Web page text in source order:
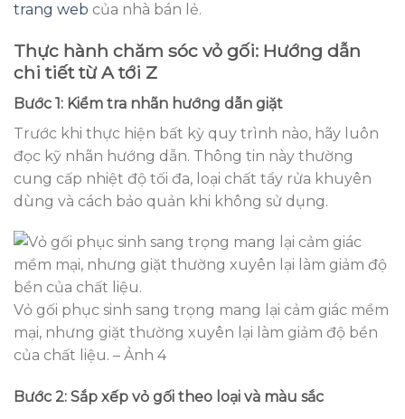
trang web của nhà bán lẻ.
Thực hành chăm sóc vỏ gối: Hướng dẫn
chi tiết từ A tới Z
Bước 1: Kiểm tra nhãn hướng dẫn giặt
Trước khi thực hiện bất kỳ quy trình nào, hãy luôn
đọc kỹ nhãn hướng dẫn. Thông tin này thường
cung cấp nhiệt độ tối đa, loại chất tẩy rửa khuyên
dùng và cách bảo quản khi không sử dụng.
Vỏ gối phục sinh sang trọng mang lại cảm giác mềm
mại, nhưng giặt thường xuyên lại làm giảm độ bền
của chất liệu. – Ảnh 4
Bước 2: Sắp xếp vỏ gối theo loại và màu sắc